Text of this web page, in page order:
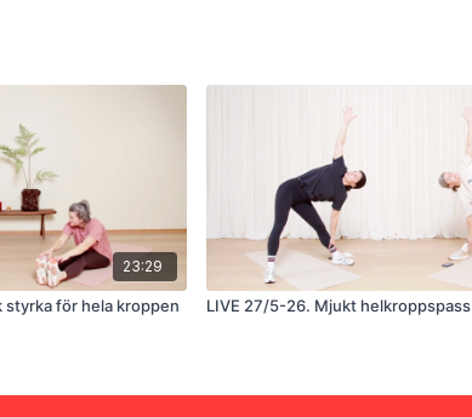
23:29
styrka för hela kroppen LIVE 27/5-26. Mjukt helkroppspass